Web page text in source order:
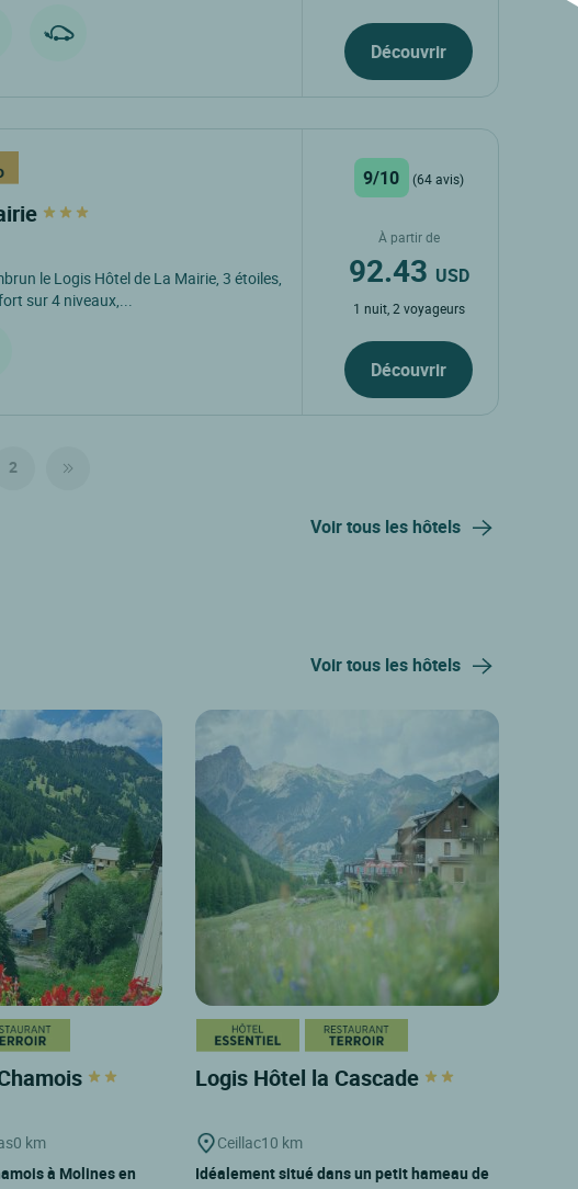
Découvrir
le Logis Hôtel de La Mairie, 3 étoiles,
sur 4 niveaux,...
9/10 (64 avis)
À partir de
92.43 USD
1 nuit, 2 voyageurs
Découvrir
2
Voir tous les hôtels
Voir tous les hôtels
0 km
à Molines en
Logis Hôtel la Cascade
Ceillac10 km
Idéalement situé dans un petit hameau de